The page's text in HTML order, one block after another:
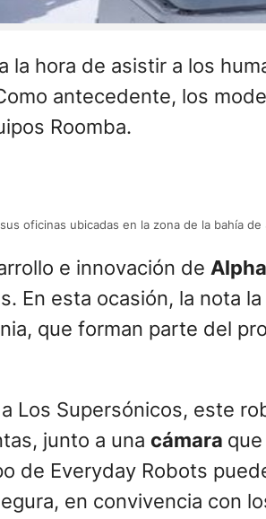
la hora de asistir a los
antecedente, los
Roomba.
oficinas ubicadas en la zona de la bahía de
e innovación de
En esta ocasión, la nota
que forman parte del
Los Supersónicos, este
junto a una cámara
de Everyday Robots
en convivencia con